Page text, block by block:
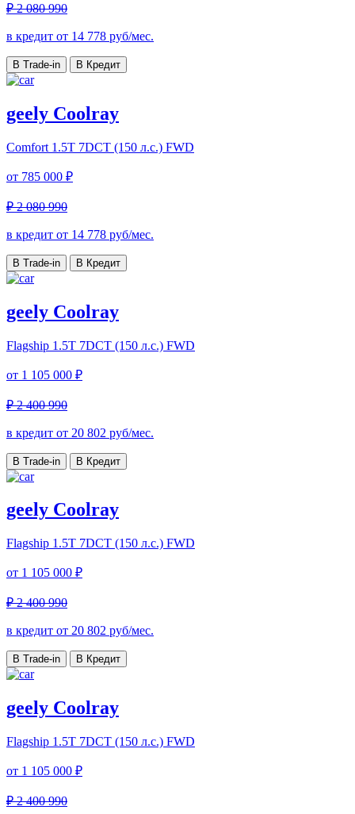
₽ 2 080 990
в кредит от 14 778 руб/мес.
В Trade-in В Кредит
geely Coolray
Comfort 1.5T 7DCT (150 л.с.) FWD
от 785 000 ₽
₽ 2 080 990
в кредит от 14 778 руб/мес.
В Trade-in В Кредит
geely Coolray
Flagship 1.5T 7DCT (150 л.с.) FWD
от 1 105 000 ₽
₽ 2 400 990
в кредит от 20 802 руб/мес.
В Trade-in В Кредит
geely Coolray
Flagship 1.5T 7DCT (150 л.с.) FWD
от 1 105 000 ₽
₽ 2 400 990
в кредит от 20 802 руб/мес.
В Trade-in В Кредит
geely Coolray
Flagship 1.5T 7DCT (150 л.с.) FWD
от 1 105 000 ₽
₽ 2 400 990